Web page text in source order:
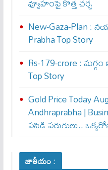
New-Gaza-Plan :
Prabha Top Story
Rs-179-crore :
Top Story
Gold Price Today
Andhraprabha |
పసిడి పరుగులు..
జాతీయం :